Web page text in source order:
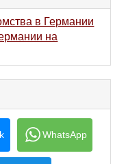
в Германии
на
WhatsApp